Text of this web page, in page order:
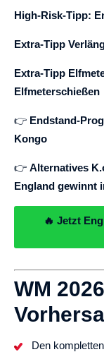
High-Risk-Tipp:
Extra-Tipp
Extra-Tipp
Elfmeterschießen
👉 Endstand-
Kongo
👉 Alternatives
England gewinnt
🔥 Jetzt
WM
Den